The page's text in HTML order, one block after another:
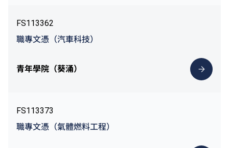
FS113362
職專文憑（汽車科技）
青年學院（葵涌）
FS113373
職專文憑（氣體燃料工程）